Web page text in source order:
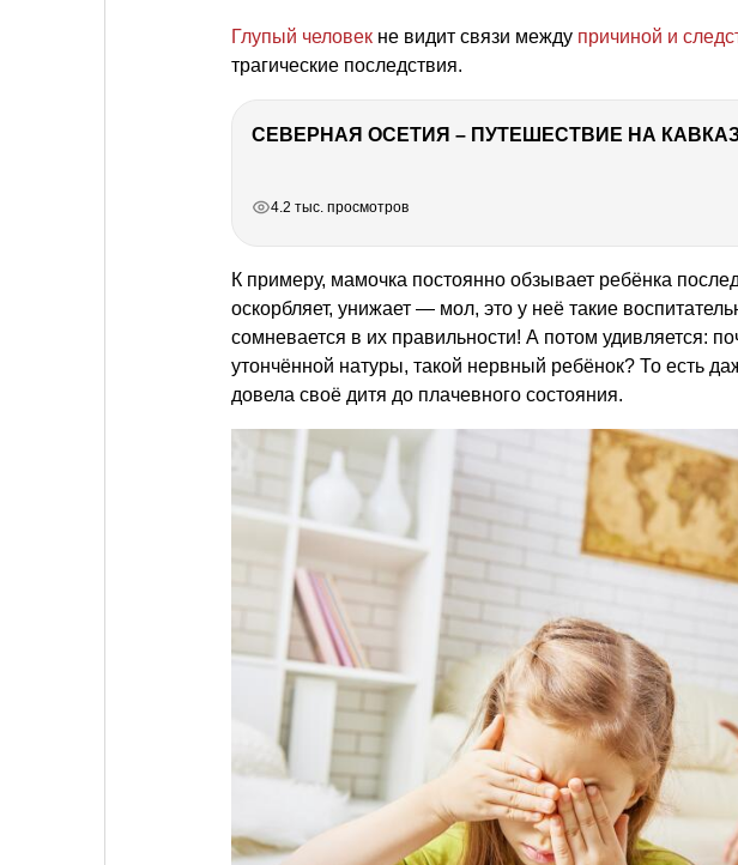
Глупый человек не видит связи между причиной и
трагические последствия.
СЕВЕРНАЯ ОСЕТИЯ – ПУТЕШЕСТВИЕ НА КАВКАЗ
4.2 тыс. просмотров
К примеру, мамочка постоянно обзывает ребёнка
оскорбляет, унижает — мол, это у неё такие
сомневается в их правильности! А потом удивляется:
утончённой натуры, такой нервный ребёнок? То есть
довела своё дитя до плачевного состояния.